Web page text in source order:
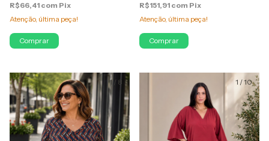
R$66,41 com Pix
Atenção, última peça!
Comprar
R$151,91 com Pix
Atenção, última peça!
Comprar
1/ 8 1 /10